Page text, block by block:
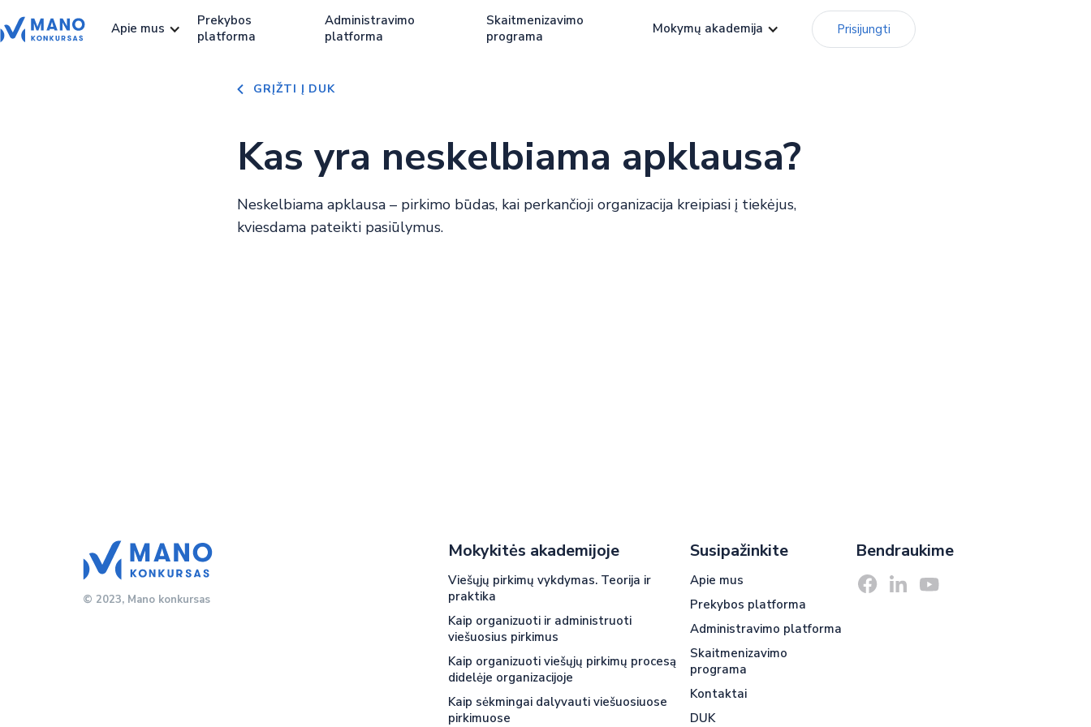
Apie mus
Prekybos
platforma
Administravimo
platforma
Skaitmenizavimo
programa
Mokymų akademija Prisijungti
GRĮŽTI Į DUK
Kas yra neskelbiama apklausa?
Neskelbiama apklausa – pirkimo būdas, kai perkančioji organizacija kreipiasi į tiekėjus,
kviesdama pateikti pasiūlymus.
© 2023, Mano konkursas
Mokykitės akademijoje
Viešųjų pirkimų vykdymas. Teorija ir
praktika
Kaip organizuoti ir administruoti
viešuosius pirkimus
Kaip organizuoti viešųjų pirkimų procesą
didelėje organizacijoje
Kaip sėkmingai dalyvauti viešuosiuose
pirkimuose
Susipažinkite
Apie mus
Prekybos platforma
Administravimo platforma
Skaitmenizavimo
programa
Kontaktai
DUK
Bendraukime